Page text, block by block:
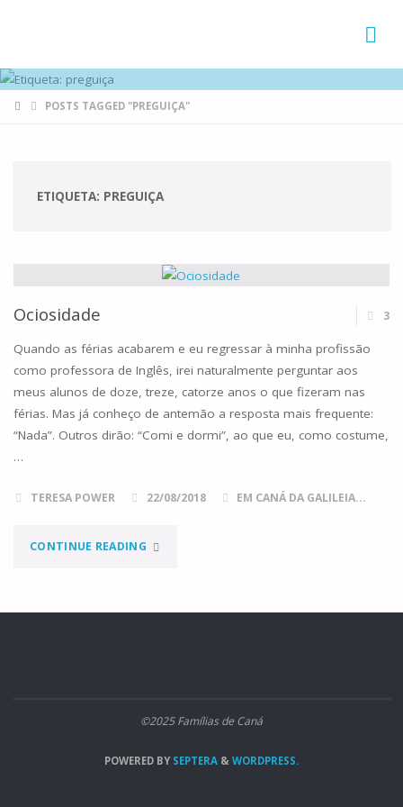
HOMEPOSTS TAGGED "PREGUIÇA"
ETIQUETA: PREGUIÇA
Ociosidade 3
Quando as férias acabarem e eu regressar à minha profissão
como professora de Inglês, irei naturalmente perguntar aos
meus alunos de doze, treze, catorze anos o que fizeram nas
férias. Mas já conheço de antemão a resposta mais frequente:
“Nada”. Outros dirão: “Comi e dormi”, ao que eu, como costume,
…
TERESA POWER 22/08/2018 EM CANÁ DA GALILEIA...
CONTINUE READING"OCIOSIDADE"
©2025 Famílias de Caná
POWERED BYSEPTERA & WORDPRESS.